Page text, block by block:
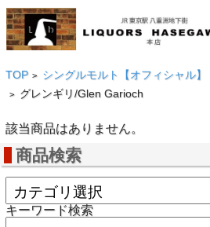
TOP > シングルモルト【オフィシャル】
> グレンギリ/Glen Garioch
該当商品はありません。
商品検索
キーワード検索